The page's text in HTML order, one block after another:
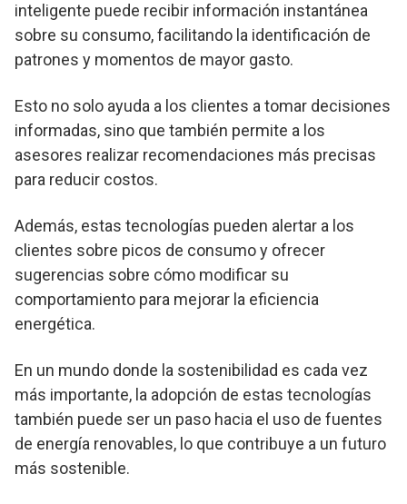
inteligente puede recibir información instantánea
sobre su consumo, facilitando la identificación de
patrones y momentos de mayor gasto.
Esto no solo ayuda a los clientes a tomar decisiones
informadas, sino que también permite a los
asesores realizar recomendaciones más precisas
para reducir costos.
Además, estas tecnologías pueden alertar a los
clientes sobre picos de consumo y ofrecer
sugerencias sobre cómo modificar su
comportamiento para mejorar la eficiencia
energética.
En un mundo donde la sostenibilidad es cada vez
más importante, la adopción de estas tecnologías
también puede ser un paso hacia el uso de fuentes
de energía renovables, lo que contribuye a un futuro
más sostenible.